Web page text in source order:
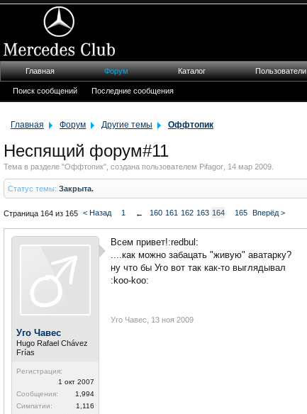
Главная Форум Другие темы Оффтопик
Неспящий форум#11
Тема в разделе "Оффтопик", создана пользователем Pifagor 14 мар 2009
Статус темы: Закрыта.
Страница 164 из 165 < Назад 1 ← 160 161 162 163 164 165 Вперёд >
Уго Чавес
Hugo Rafael Chávez
Frías
Регистрация:
1 окт 2007
Сообщения:
1,994
Симпатии:
1,116
Всем привет!:redbul:
....как можно забацать "живую" аватарку?
ну что бы Уго вот так как-то выглядывал
:koo-koo:
Уго Чавес 13 ноя 2009
Главная Форум
Поиск сообщений Последние сообщения
Каталог Пользователи